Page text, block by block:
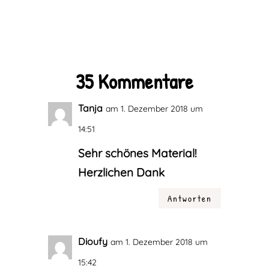
35 Kommentare
Tanja am 1. Dezember 2018 um
14:51
Sehr schönes Material!
Herzlichen Dank
Antworten
Dioufy am 1. Dezember 2018 um
15:42